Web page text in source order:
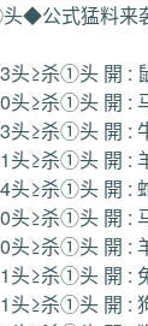
◆公式猛料来
头≥杀①头 開 :
头≥杀①头 開 :
头≥杀①头 開 :
头≥杀①头 開 :
头≥杀①头 開 :
头≥杀①头 開 :
头≥杀①头 開 :
头≥杀①头 開 :
头≥杀①头 開 :